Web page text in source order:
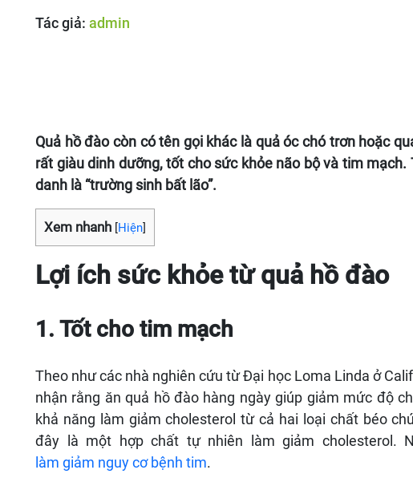
Tác giả: admin
Quả hồ đào còn có tên gọi khác là quả óc chó trơn hoặc
rất giàu dinh dưỡng, tốt cho sức khỏe não bộ và tim
danh là “trường sinh bất lão”.
Xem nhanh [Hiện]
Lợi ích sức khỏe từ quả hồ đào
1. Tốt cho tim mạch
Theo như các nhà nghiên cứu từ Đại học Loma Linda ở
nhận rằng ăn quả hồ đào hàng ngày giúp giảm mức độ
khả năng làm giảm cholesterol từ cả hai loại chất béo
đây là một hợp chất tự nhiên làm giảm cholesterol.
làm giảm nguy cơ bệnh tim.